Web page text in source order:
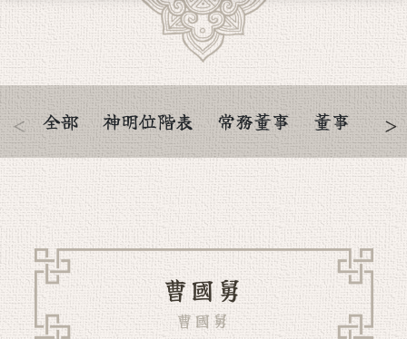
全部 神明位階表 常務董事 董事 總
曹國舅
曹國舅